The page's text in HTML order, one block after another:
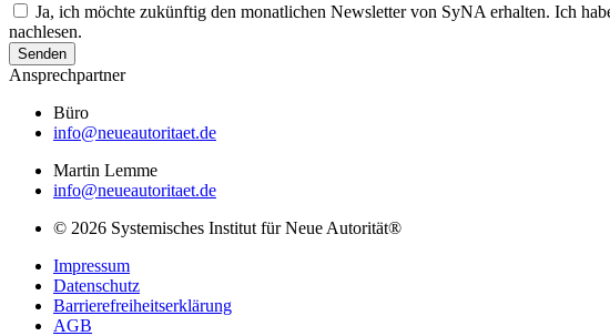
Ja, ich möchte zukünftig den monatlichen Newsletter von SyNA erhalten. Ich
nachlesen.
Senden
Ansprechpartner
Büro
info@neueautoritaet.de
Martin Lemme
info@neueautoritaet.de
© 2026 Systemisches Institut für Neue Autorität®
Impressum
Datenschutz
Barrierefreiheitserklärung
AGB